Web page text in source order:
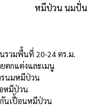
รวมพื้นที่ 20-24 ตร.ม.
ตกแต่งและเมนู
นมหมีป่วน
หมีป่วน
นเปื้อนหมีป่วน